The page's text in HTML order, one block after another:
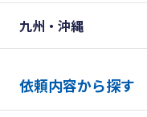
九州・沖縄
依頼内容から探す